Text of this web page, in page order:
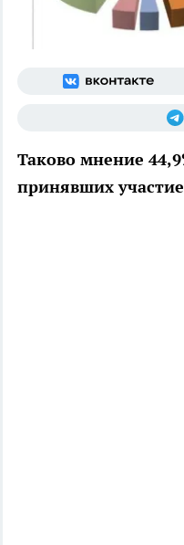
Таково мнение
принявших